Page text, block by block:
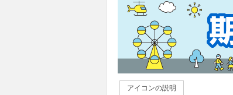
アイコンの説明